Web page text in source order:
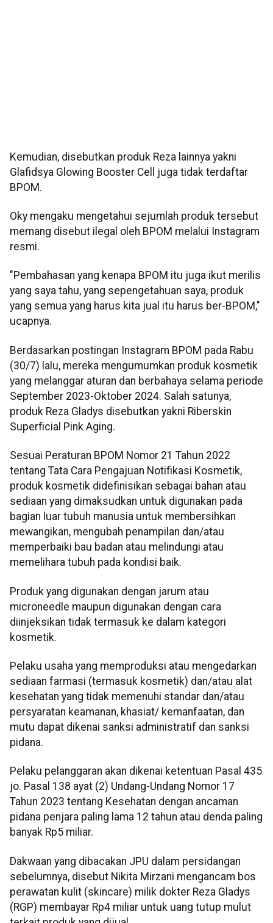
Kemudian, disebutkan produk Reza lainnya yakni
Glafidsya Glowing Booster Cell juga tidak terdaftar
BPOM.
Oky mengaku mengetahui sejumlah produk tersebut
memang disebut ilegal oleh BPOM melalui Instagram
resmi.
"Pembahasan yang kenapa BPOM itu juga ikut merilis
yang saya tahu, yang sepengetahuan saya, produk
yang semua yang harus kita jual itu harus ber-BPOM,"
ucapnya.
Berdasarkan postingan Instagram BPOM pada Rabu
(30/7) lalu, mereka mengumumkan produk kosmetik
yang melanggar aturan dan berbahaya selama periode
September 2023-Oktober 2024. Salah satunya,
produk Reza Gladys disebutkan yakni Riberskin
Superficial Pink Aging.
Sesuai Peraturan BPOM Nomor 21 Tahun 2022
tentang Tata Cara Pengajuan Notifikasi Kosmetik,
produk kosmetik didefinisikan sebagai bahan atau
sediaan yang dimaksudkan untuk digunakan pada
bagian luar tubuh manusia untuk membersihkan
mewangikan, mengubah penampilan dan/atau
memperbaiki bau badan atau melindungi atau
memelihara tubuh pada kondisi baik.
Produk yang digunakan dengan jarum atau
microneedle maupun digunakan dengan cara
diinjeksikan tidak termasuk ke dalam kategori
kosmetik.
Pelaku usaha yang memproduksi atau mengedarkan
sediaan farmasi (termasuk kosmetik) dan/atau alat
kesehatan yang tidak memenuhi standar dan/atau
persyaratan keamanan, khasiat/ kemanfaatan, dan
mutu dapat dikenai sanksi administratif dan sanksi
pidana.
Pelaku pelanggaran akan dikenai ketentuan Pasal 435
jo. Pasal 138 ayat (2) Undang-Undang Nomor 17
Tahun 2023 tentang Kesehatan dengan ancaman
pidana penjara paling lama 12 tahun atau denda paling
banyak Rp5 miliar.
Dakwaan yang dibacakan JPU dalam persidangan
sebelumnya, disebut Nikita Mirzani mengancam bos
perawatan kulit (skincare) milik dokter Reza Gladys
(RGP) membayar Rp4 miliar untuk uang tutup mulut